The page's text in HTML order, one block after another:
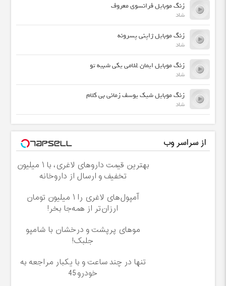
زنگ موبایل فرانسوی معروف
شاد
زنگ موبایل ژاپنی پسرونه
شاد
زنگ موبایل ایمان غلامی یکی شبیه تو
شاد
زنگ موبایل شیک یوسف زمانی بی کلام
شاد
از سراسر وب
بهترین قیمت داروهای لاغری، با ۱ میلیون
تخفیف و ارسال از داروخانه‌
آمپول‌های لاغری را ۱ میلیون تومان
ارزان‌تر از همه‌جا بخر!
موهای پرپشت و درخشان با شامپو
جلبک!
تنها در چند ساعت و با یکبار مراجعه به
خودرو45